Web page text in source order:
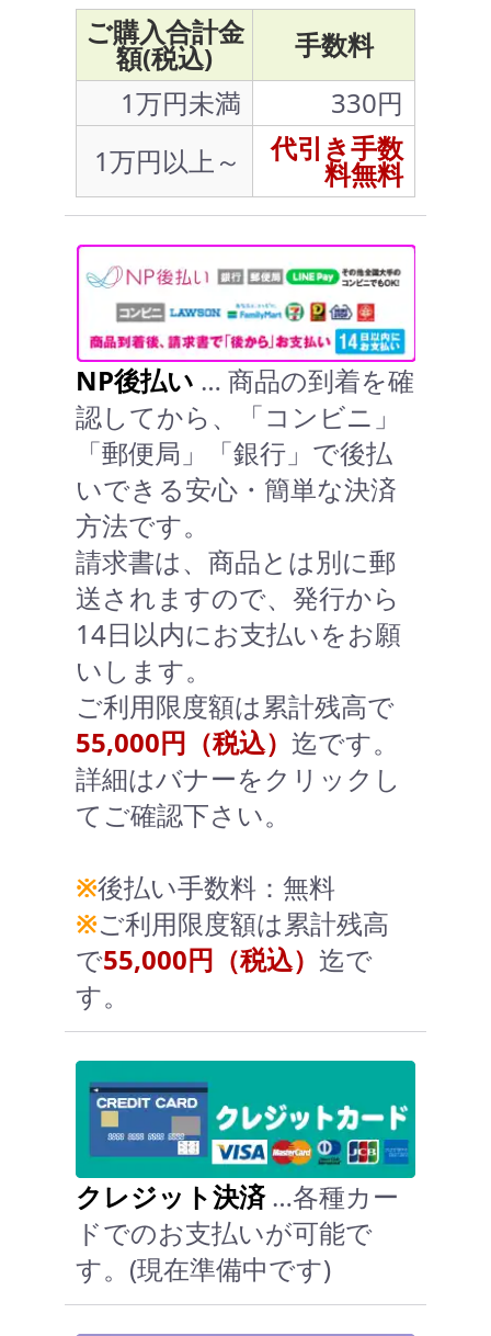
ご購入合計金
額(税込)
手数料
1万円未満
330円
1万円以上～
代引き手数
料無料
NP後払い … 商品の到着を確
認してから、「コンビニ」
「郵便局」「銀行」で後払
いできる安心・簡単な決済
方法です。
請求書は、商品とは別に郵
送されますので、発行から
14日以内にお支払いをお願
いします。
ご利用限度額は累計残高で
55,000円（税込） 迄です。
詳細はバナーをクリックし
てご確認下さい。
※後払い手数料：無料
※ご利用限度額は累計残高
で55,000円（税込） 迄で
す。
クレジット決済…各種カー
ドでのお支払いが可能で
す。(現在準備中です)